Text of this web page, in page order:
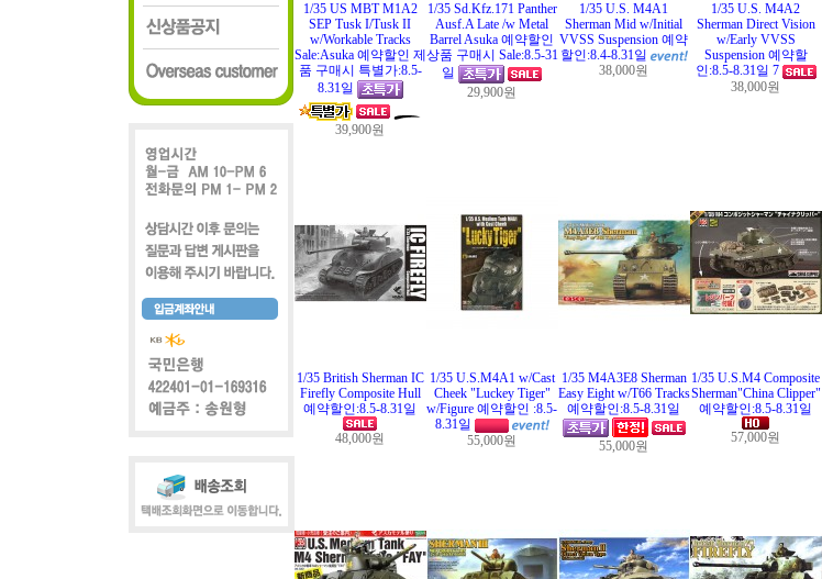
1/35 US MBT M1A2
SEP Tusk I/Tusk II
w/Workable Tracks
Sale:Asuka 예약할인 제
품 구매시 특별가:8.5-
8.31일
39,900원
1/35 Sd.Kfz.171 Panther
Ausf.A Late /w Metal
Barrel Asuka 예약할인
상품 구매시 Sale:8.5-31
일
29,900원
1/35 U.S. M4A1
Sherman Mid w/Initial
VVSS Suspension 예약
할인:8.4-8.31일
38,000원
1/35 U.S. M4A2
Sherman Direct Vision
w/Early VVSS
Suspension 예약할
인:8.5-8.31일 7
38,000원
1/35 British Sherman IC
Firefly Composite Hull
예약할인:8.5-8.31일
48,000원
1/35 U.S.M4A1 w/Cast
Cheek "Luckey Tiger"
w/Figure 예약할인 :8.5-
8.31일
55,000원
1/35 M4A3E8 Sherman
Easy Eight w/T66 Tracks
예약할인:8.5-8.31일
55,000원
1/35 U.S.M4 Composite
Sherman"China Clipper"
예약할인:8.5-8.31일
57,000원